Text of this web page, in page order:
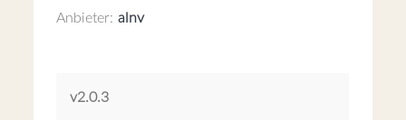
Anbieter: alnv
v2.0.3